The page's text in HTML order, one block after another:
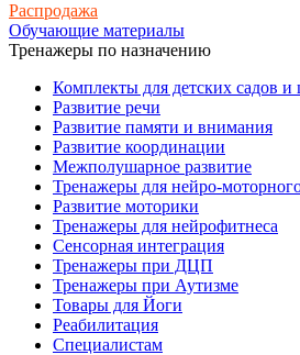
Распродажа
Обучающие материалы
Тренажеры по назначению
Комплекты для детских садов и
Развитие речи
Развитие памяти и внимания
Развитие координации
Межполушарное развитие
Тренажеры для нейро-
Развитие моторики
Тренажеры для нейрофитнеса
Сенсорная интеграция
Тренажеры при ДЦП
Тренажеры при Аутизме
Товары для Йоги
Реабилитация
Специалистам